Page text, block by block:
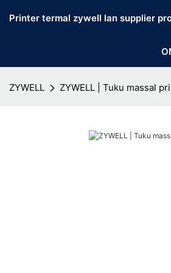
Printer termal zywell lan supplier
ZYWELL ZYWELL | Tuku massal